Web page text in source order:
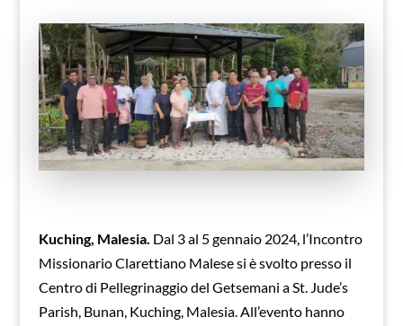
Kuching, Malesia. Dal 3 al 5 gennaio 2024, l’Incontro
Missionario Clarettiano Malese si è svolto presso il
Centro di Pellegrinaggio del Getsemani a St. Jude’s
Parish, Bunan, Kuching, Malesia. All’evento hanno